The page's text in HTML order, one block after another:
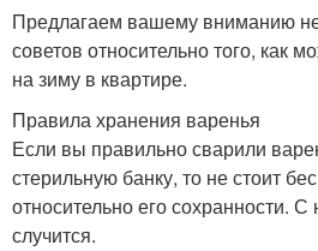
Предлагаем вашему вниманию
советов относительно того, как
на зиму в квартире.
Правила хранения варенья
Если вы правильно сварили
стерильную банку, то не стоит
относительно его сохранности.
случится.